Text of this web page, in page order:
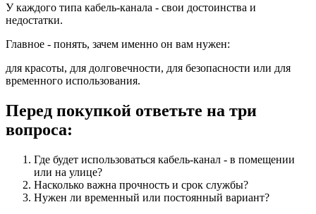
У каждого типа кабель-канала - свои достоинства и
недостатки.
Главное - понять, зачем именно он вам нужен:
для красоты, для долговечности, для безопасности или для
временного использования.
Перед покупкой ответьте на три
вопроса:
Где будет использоваться кабель-канал - в помещении
или на улице?
Насколько важна прочность и срок службы?
Нужен ли временный или постоянный вариант?